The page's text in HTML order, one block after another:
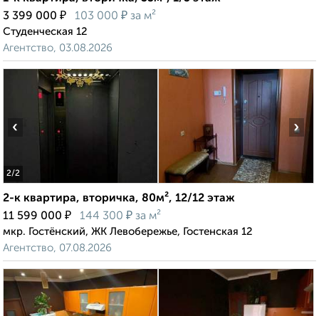
3 399 000 ₽ 103 000 ₽ за м²
Студенческая 12
Агентство, 03.08.2026
2/2
‹ ›
2-к квартира, вторичка, 80м², 12/12 этаж
11 599 000 ₽ 144 300 ₽ за м²
мкр. Гостёнский, ЖК Левобережье, Гостенская 12
Агентство, 07.08.2026